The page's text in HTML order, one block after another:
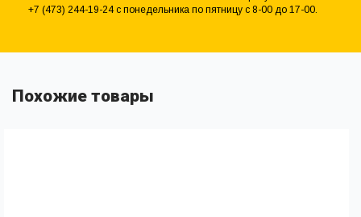
+7 (473) 244-19-24 с понедельника по пятницу с 8-00 до 17-00.
Похожие товары